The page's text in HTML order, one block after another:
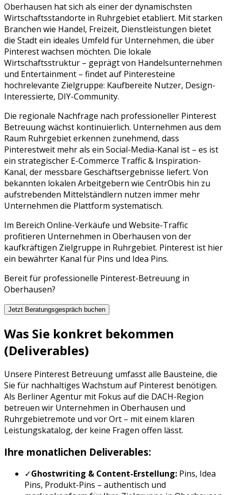
Oberhausen hat sich als einer der dynamischsten
Wirtschaftsstandorte in Ruhrgebietetabliert. Mit starken
Branchen wie Handel, Freizeit, Dienstleistungen bietet
die Stadt ein ideales Umfeld für Unternehmen, die über
Pinterestwachsen möchten. Die lokale
Wirtschaftsstruktur – geprägt von Handelsunternehmen
und Entertainment – findet auf Pinteresteine
hochrelevante Zielgruppe: Kaufbereite Nutzer, Design-
Interessierte, DIY-Community.
Die regionale Nachfrage nach professioneller Pinterest
Betreuungwächst kontinuierlich. Unternehmen aus dem
Raum Ruhrgebieterkennen zunehmend, dass
Pinterestweit mehr als ein Social-Media-Kanal ist – es ist
ein strategischer E-Commerce Traffic & Inspiration-
Kanal, der messbare Geschäftsergebnisse liefert. Von
bekannten lokalen Arbeitgebern wie CentrObis hin zu
aufstrebenden Mittelständlern nutzen immer mehr
Unternehmen die Plattform systematisch.
Im Bereich Online-Verkäufe und Website-Traffic
profitieren Unternehmen in Oberhausen von der
kaufkräftigen Zielgruppe in Ruhrgebiet. Pinterest ist hier
ein bewährter Kanal für Pins und Idea Pins.
Bereit für professionelle Pinterest-Betreuung in
Oberhausen?
Jetzt Beratungsgespräch buchen
Was Sie konkret bekommen
(Deliverables)
Unsere Pinterest Betreuung umfasst alle Bausteine, die
Sie für nachhaltiges Wachstum auf Pinterest benötigen.
Als Berliner Agentur mit Fokus auf die DACH-Region
betreuen wir Unternehmen in Oberhausen und
Ruhrgebietremote und vor Ort – mit einem klaren
Leistungskatalog, der keine Fragen offen lässt.
Ihre monatlichen Deliverables:
✓Ghostwriting & Content-Erstellung: Pins, Idea
Pins, Produkt-Pins – authentisch und